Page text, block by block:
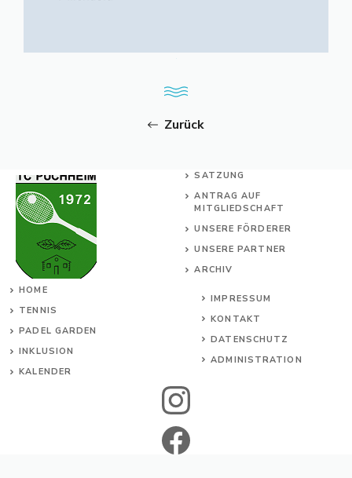
Zurück
SATZUNG
ANTRAG AUF
MITGLIEDSCHAFT
UNSERE FÖRDERER
UNSERE PARTNER
ARCHIV
HOME
TENNIS
PADEL GARDEN
INKLUSION
KALENDER
IMPRESSUM
KONTAKT
DATENSCHUTZ
ADMINISTRATION